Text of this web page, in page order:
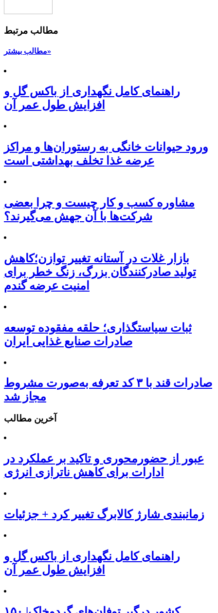
مطالب مرتبط
مطالب بیشتر»
راهنمای کامل نگهداری از باکس گل و
افزایش طول عمر آن
ورود حیوانات خانگی به رستوران‌ها و مراکز
عرضه غذا تخلف بهداشتی است
مشاوره کسب و کار چیست و چرا بعضی
شرکت‌ها با آن جهش می‌گیرند؟
بازار غلات در آستانه تغییر توازن؛کاهش
تولید صادرکنندگان بزرگ، زنگ خطر برای
امنیت عرضه گندم
ثبات سیاستگذاری؛ حلقه مفقوده توسعه
صادرات صنایع غذایی ایران
صادرات قند با ۳ کد تعرفه به‌صورت مشروط
مجاز شد
آخرین مطالب
عبور از حضورمحوری و تاکید بر عملکرد در
ادارات برای کاهش ناترازی انرژی
زمانبندی شارژ کالابرگ تغییر کرد + جزئیات
راهنمای کامل نگهداری از باکس گل و
افزایش طول عمر آن